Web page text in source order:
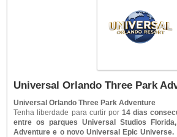
Universal Orlando Three Park
Universal Orlando Three Park Adventure
Tenha liberdade para curtir por 14 dias
entre os parques Universal Studios
Adventure e o novo Universal Epic Universe.